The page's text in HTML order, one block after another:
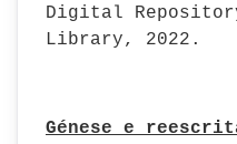
Digital
Library, 2022.
Génese e